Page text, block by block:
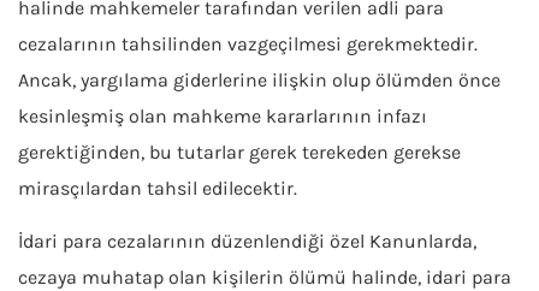
halinde mahkemeler tarafından verilen adli para
cezalarının tahsilinden vazgeçilmesi gerekmektedir.
Ancak, yargılama giderlerine ilişkin olup ölümden önce
kesinleşmiş olan mahkeme kararlarının infazı
gerektiğinden, bu tutarlar gerek terekeden gerekse
mirasçılardan tahsil edilecektir.
İdari para cezalarının düzenlendiği özel Kanunlarda,
cezaya muhatap olan kişilerin ölümü halinde, idari para